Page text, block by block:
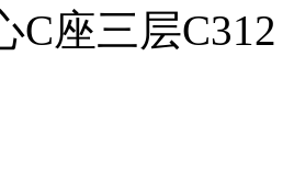
C座三层C312